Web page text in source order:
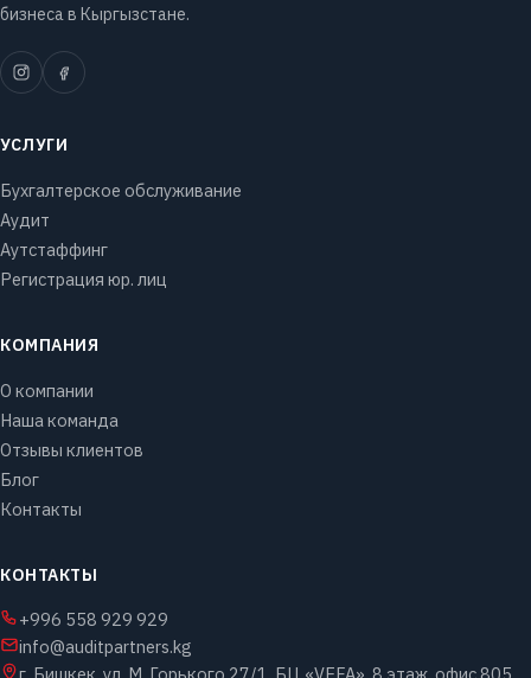
бизнеса в Кыргызстане.
УСЛУГИ
Бухгалтерское обслуживание
Аудит
Аутстаффинг
Регистрация юр. лиц
КОМПАНИЯ
О компании
Наша команда
Отзывы клиентов
Блог
Контакты
КОНТАКТЫ
+996 558 929 929
info@auditpartners.kg
г. Бишкек, ул. М. Горького 27/1, БЦ «VEFA», 8 этаж, офис 805